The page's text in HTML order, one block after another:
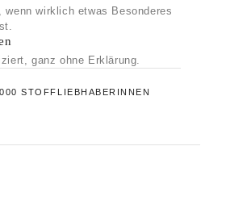
wenn wirklich etwas Besonderes
ganz ohne Erklärung.
STOFFLIEBHABERINNEN